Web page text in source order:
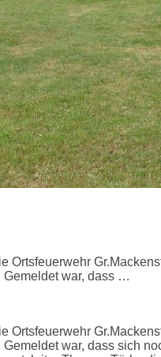
Ortsfeuerwehr
Gemeldet war, dass …
Ortsfeuerwehr
Gemeldet war, dass sich